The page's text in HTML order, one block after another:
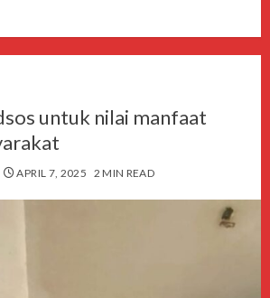
untuk nilai manfaat
APRIL 7, 2025 2 MIN READ